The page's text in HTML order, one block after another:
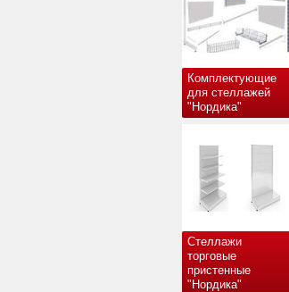
Комплектующие
для стеллажей
"Нордика"
Стеллажи
торговые
пристенные
"Нордика"